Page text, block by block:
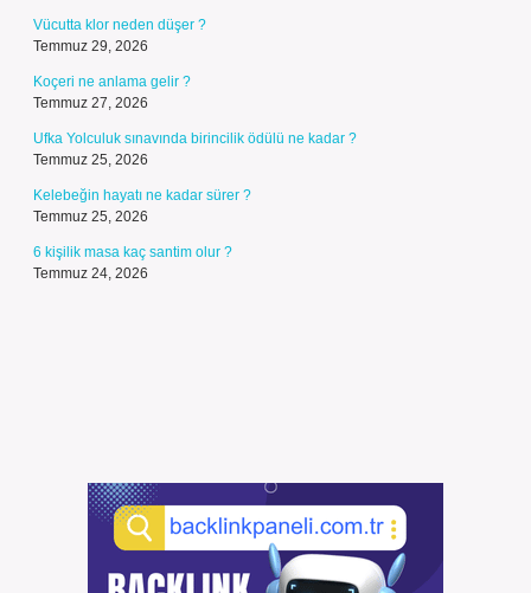
Vücutta klor neden düşer ?
Temmuz 29, 2026
Koçeri ne anlama gelir ?
Temmuz 27, 2026
Ufka Yolculuk sınavında birincilik ödülü ne kadar ?
Temmuz 25, 2026
Kelebeğin hayatı ne kadar sürer ?
Temmuz 25, 2026
6 kişilik masa kaç santim olur ?
Temmuz 24, 2026